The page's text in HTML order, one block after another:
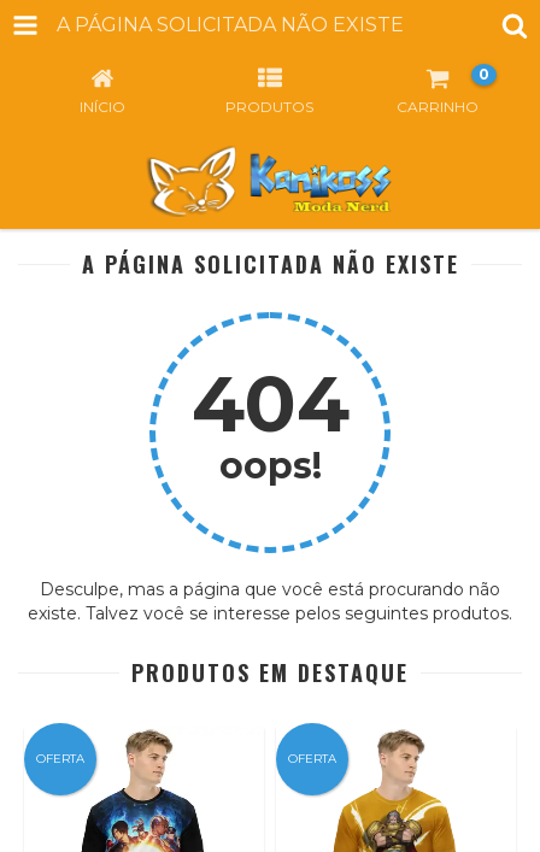
A PÁGINA SOLICITADA NÃO EXISTE
INÍCIO PRODUTOS CARRINHO
0
A PÁGINA SOLICITADA NÃO EXISTE
404
oops!
Desculpe, mas a página que você está procurando não
existe. Talvez você se interesse pelos seguintes produtos.
PRODUTOS EM DESTAQUE
OFERTA OFERTA